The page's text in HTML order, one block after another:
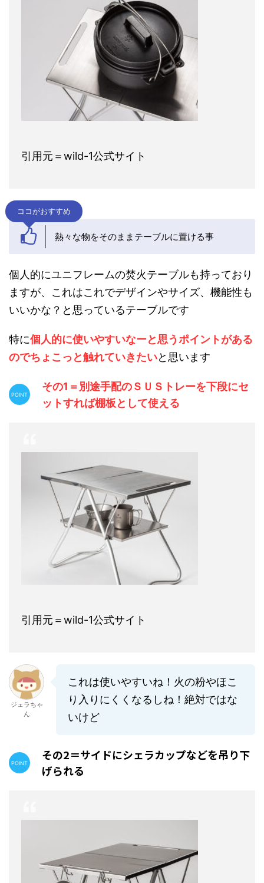
引用元＝wild-1公式サイト
ココがおすすめ
熱々な物をそのままテーブルに置ける事
個人的にユニフレームの焚火テーブルも持っており
ますが、これはこれでデザインやサイズ、機能性も
いいかな？と思っているテーブルです
特に個人的に使いやすいなーと思うポイントがある
のでちょこっと触れていきたいと思います
その1＝別途手配のＳＵＳトレーを下段にセ
ットすれば棚板として使える
引用元＝wild-1公式サイト
ジェラちゃ
ん
これは使いやすいね！火の粉やほこ
り入りにくくなるしね！絶対ではな
いけど
その2＝サイドにシェラカップなどを吊り下
げられる